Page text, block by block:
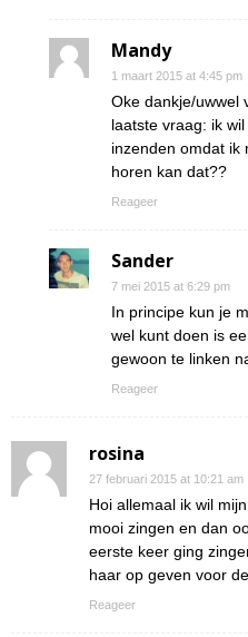
Mandy
1 maart 2015 at 4:45 pm
Oke dankje/uwwel
laatste vraag: ik
inzenden omdat ik
horen kan dat??
Reageer
Sander
7 mei 2015 at 6:29 pm
In principe kun je
wel kunt doen is
gewoon te linken
Reageer
rosina
27 februari 2015 at 10:21 am
Hoi allemaal ik wil
mooi zingen en dan
eerste keer ging
haar op geven voor
Reageer